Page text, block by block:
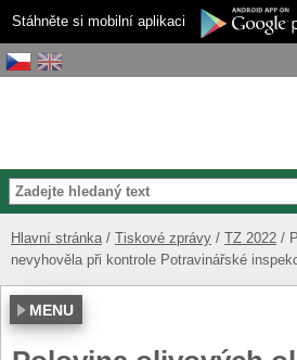
Stáhněte si mobilní aplikaci
Hlavní stránka Tiskové zprávy TZ 2022
nevyhověla při kontrole Potravinářské
MENU